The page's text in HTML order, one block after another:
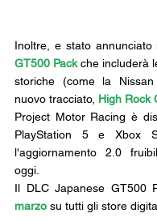
Inoltre, e stato annunciato
GT500 Pack che includerà
storiche (come la
nuovo tracciato, High Rock
Project Motor Racing è
PlayStation 5 e Xbox
l'aggiornamento 2.0
oggi.
Il DLC Japanese GT500
marzo su tutti gli store